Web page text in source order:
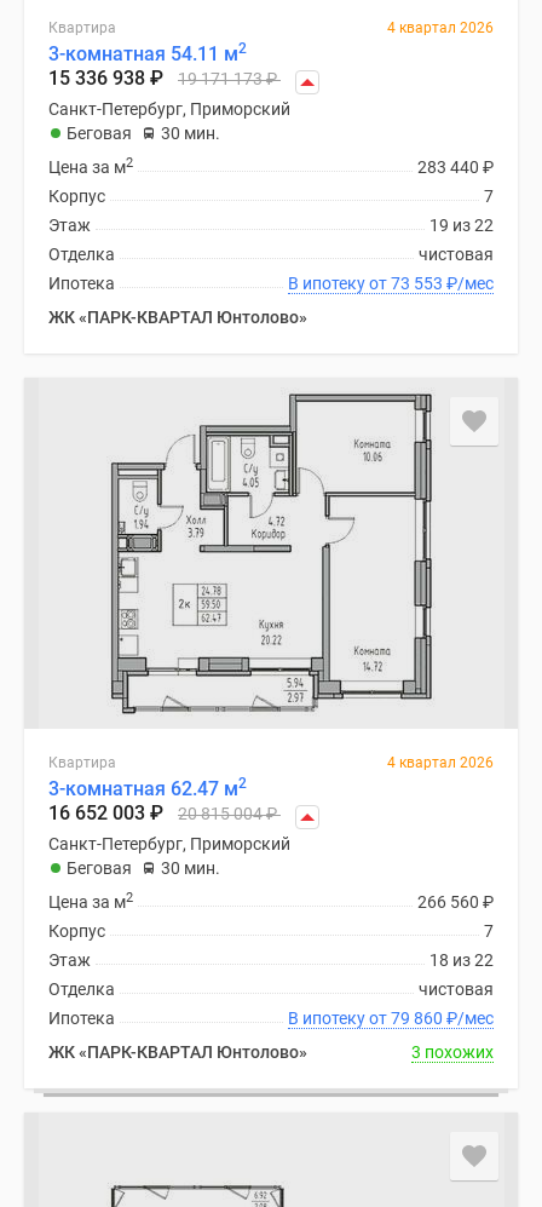
Квартира 4 квартал 2026
3-комнатная 54.11 м2
15 336 938 ₽ 19 171 173₽
Санкт-Петербург, Приморский
Беговая
30 мин.
283 440 ₽
Цена за м2
7
Корпус
19 из 22
Этаж
чистовая
Отделка
В ипотеку от 73 553 ₽/мес
Ипотека
ЖК «ПАРК-КВАРТАЛ Юнтолово»
Квартира 4 квартал 2026
3-комнатная 62.47 м2
16 652 003 ₽ 20 815 004₽
Санкт-Петербург, Приморский
Беговая
30 мин.
266 560 ₽
Цена за м2
7
Корпус
18 из 22
Этаж
чистовая
Отделка
В ипотеку от 79 860 ₽/мес
Ипотека
ЖК «ПАРК-КВАРТАЛ Юнтолово»
3 похожих